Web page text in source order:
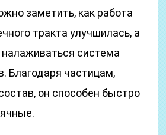
заметить, как работа
тракта улучшилась, а
система
Благодаря частицам,
он способен быстро